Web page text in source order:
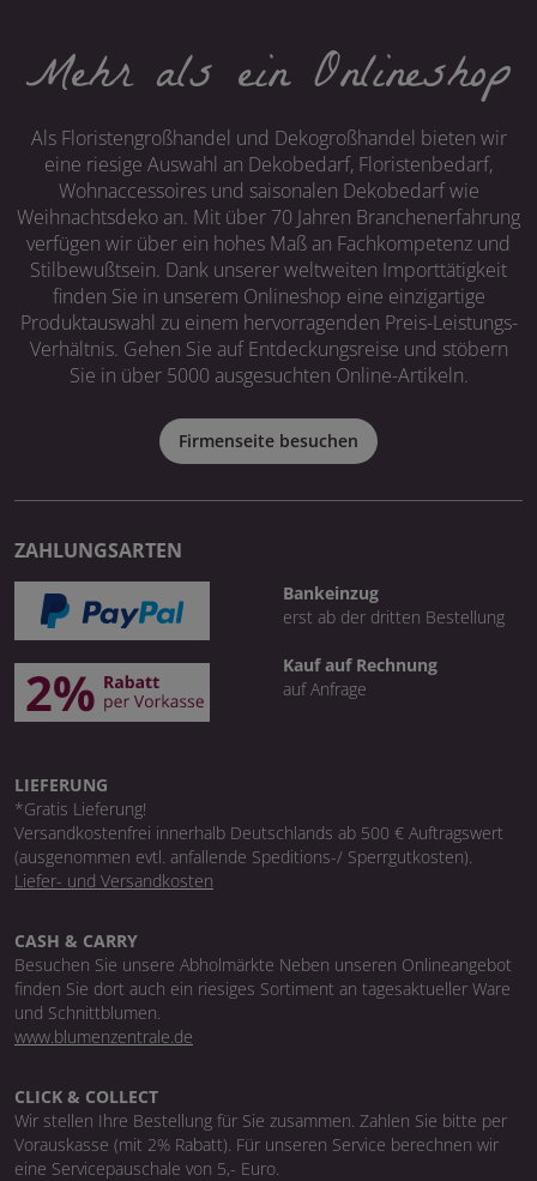
Mehr als ein Onlineshop
Als Floristengroßhandel und Dekogroßhandel bieten wir
eine riesige Auswahl an Dekobedarf, Floristenbedarf,
Wohnaccessoires und saisonalen Dekobedarf wie
Weihnachtsdeko an. Mit über 70 Jahren Branchenerfahrung
verfügen wir über ein hohes Maß an Fachkompetenz und
Stilbewußtsein. Dank unserer weltweiten Importtätigkeit
finden Sie in unserem Onlineshop eine einzigartige
Produktauswahl zu einem hervorragenden Preis-Leistungs-
Verhältnis. Gehen Sie auf Entdeckungsreise und stöbern
Sie in über 5000 ausgesuchten Online-Artikeln.
Firmenseite besuchen
ZAHLUNGSARTEN
Bankeinzug
erst ab der dritten Bestellung
Kauf auf Rechnung
auf Anfrage
LIEFERUNG
*Gratis Lieferung!
Versandkostenfrei innerhalb Deutschlands ab 500 € Auftragswert
(ausgenommen evtl. anfallende Speditions-/ Sperrgutkosten).
Liefer- und Versandkosten
CASH & CARRY
Besuchen Sie unsere Abholmärkte Neben unseren Onlineangebot
finden Sie dort auch ein riesiges Sortiment an tagesaktueller Ware
und Schnittblumen.
www.blumenzentrale.de
CLICK & COLLECT
Wir stellen Ihre Bestellung für Sie zusammen. Zahlen Sie bitte per
Vorauskasse (mit 2% Rabatt). Für unseren Service berechnen wir
eine Servicepauschale von 5,- Euro.